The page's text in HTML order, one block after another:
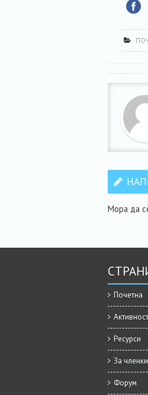
Мора да
Почетна
Ресурси
За
Форум